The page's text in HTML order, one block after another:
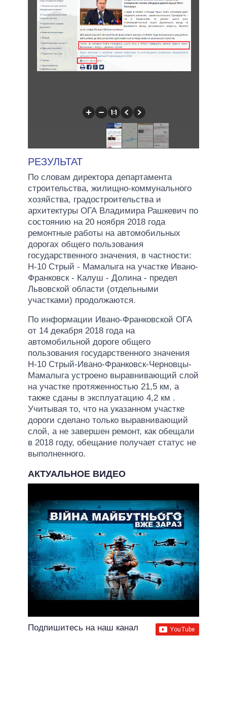
РЕЗУЛЬТАТ
По словам директора департамента
строительства, жилищно-коммунального
хозяйства, градостроительства и
архитектуры ОГА Владимира Рашкевич по
состоянию на 20 ноября 2018 года
ремонтные работы на автомобильных
дорогах общего пользования
государственного значения, в частности:
Н-10 Стрый - Мамалыга на участке Ивано-
Франковск - Калуш - Долина - предел
Львовской области (отдельными
участками) продолжаются.
По информации Ивано-Франковской ОГА
от 14 декабря 2018 года на
автомобильной дороге общего
пользования государственного значения
Н-10 Стрый-Ивано-Франковск-Черновцы-
Мамалыга устроено выравнивающий слой
на участке протяженностью 21,5 км, а
также сданы в эксплуатацию 4,2 км .
Учитывая то, что на указанном участке
дороги сделано только выравнивающий
слой, а не завершен ремонт, как обещали
в 2018 году, обещание получает статус не
выполненного.
АКТУАЛЬНОЕ ВИДЕО
Подпишитесь на наш канал